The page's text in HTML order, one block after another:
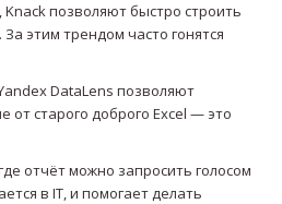
позволяют быстро строить
этим трендом часто гонятся
DataLens позволяют
старого доброго Excel — это
отчёт можно запросить голосом
в IT, и помогает делать